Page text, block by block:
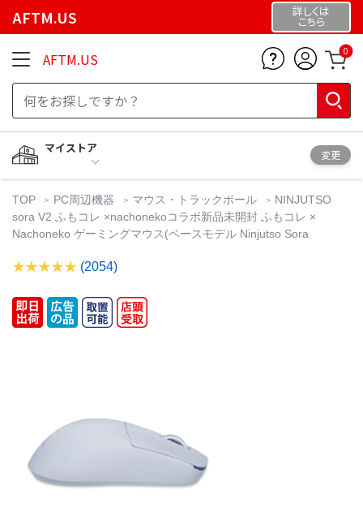
AFTM.US 詳しくは
こちら
AFTM.US 0
マイストア
変更
TOP PC周辺機器 マウス・トラックボール
NINJUTSO
sora V2 ふもコレ ×nachonekoコラボ新品未開封 ふもコレ ×
Nachoneko ゲーミングマウス(ベースモデル Ninjutso Sora
(2054)